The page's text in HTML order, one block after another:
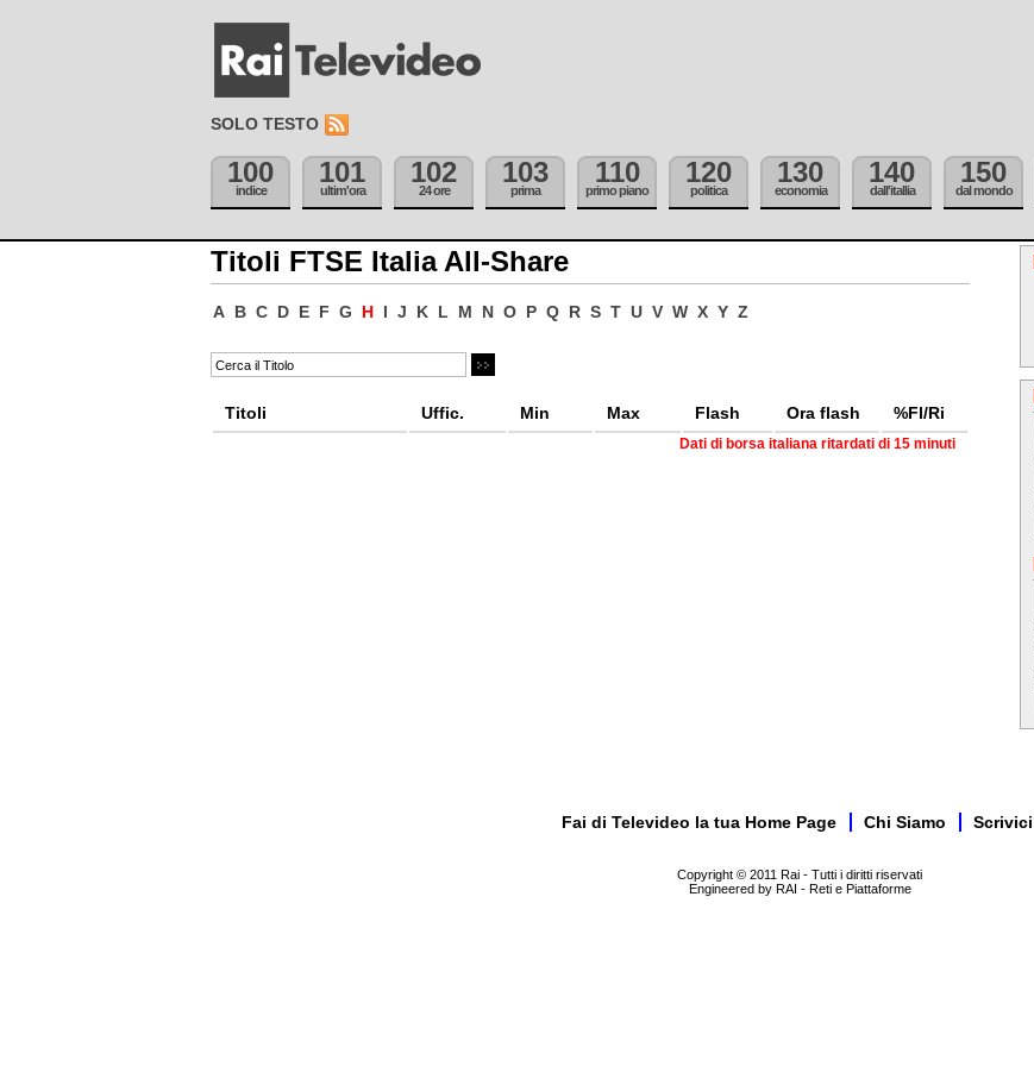
SOLO TESTO
100
indice
101
ultim'ora
102
24 ore
103
prima
110
primo piano
120
politica
130
economia
140
dall'itallia
150
dal mondo
Titoli FTSE Italia All-Share
A B C D E F G H I J K L M N O P Q R S T U V W X Y Z
Titoli Uffic. Min Max Flash Ora flash %Fl/Ri
Dati di borsa italiana ritardati di 15 minuti
Fai di Televideo la tua Home Page Chi Siamo Scrivici
Copyright © 2011 Rai - Tutti i diritti riservati
Engineered by RAI - Reti e Piattaforme